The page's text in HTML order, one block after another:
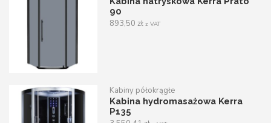
90
893,50zł z VAT
Kabiny półokrągłe
Kabina hydromasażowa Kerra
P135